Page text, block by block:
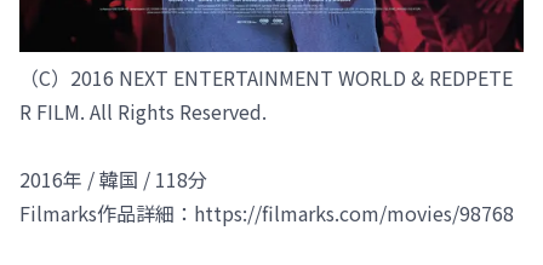
（C）2016 NEXT ENTERTAINMENT WORLD & REDPETE
R FILM. All Rights Reserved.
2016年 / 韓国 / 118分
Filmarks作品詳細：https://filmarks.com/movies/98768